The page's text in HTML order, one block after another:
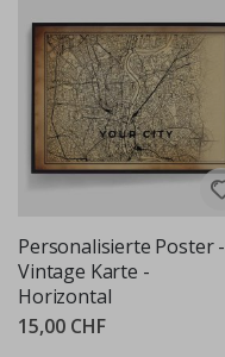
Personalisierte Poster -
Vintage Karte -
Horizontal
15,00 CHF